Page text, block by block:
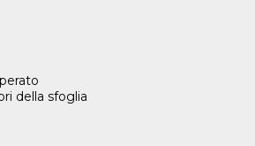
della sfoglia